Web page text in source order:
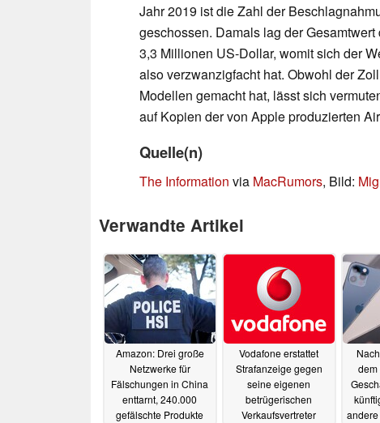
Jahr 2019 ist die Zahl der
geschossen. Damals lag der
3,3 Millionen US-Dollar, womit sich der
also verzwanzigfacht hat. Obwohl der
Modellen gemacht hat, lässt sich
auf Kopien der von Apple produzierten
Quelle(n)
The Information via MacRumors, Bild:
Verwandte Artikel
Amazon: Drei große
Netzwerke für
Fälschungen in China
enttarnt, 240.000
gefälschte Produkte
Vodafone erstattet
Strafanzeige gegen
seine eigenen
betrügerischen
Verkaufsvertreter
dem